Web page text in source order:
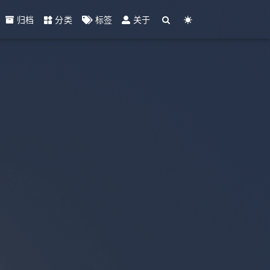
归档 分类 标签 关于